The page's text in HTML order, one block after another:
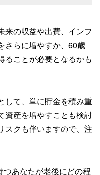
来の収益や出費、インフ
さらに増やすか、60歳
ることが必要となるかも
して、単に貯金を積み重
資産を増やすことも検討
スクも伴いますので、注
あなたが老後にどの程